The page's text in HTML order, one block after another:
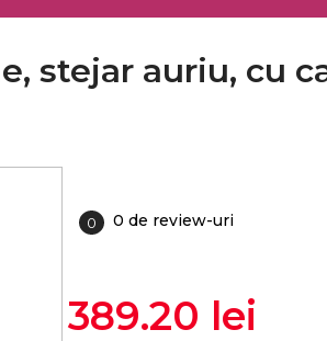
stejar auriu, cu
0 0 de review-uri
389.20 lei